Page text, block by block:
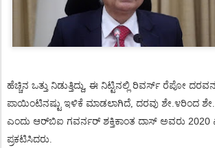
ಹೆಚ್ಚಿನ ಒತ್ತು ನಿಡುತ್ತಿದ್ದು, ಈ ನಿಟ್ಟಿನಲ್ಲಿ ರಿವರ್ಸ್ ರೆಪೋ
ಪಾಯಿಂಟಿನಷ್ಟು ಇಳಿಕೆ ಮಾಡಲಾಗಿದೆ, ದರವು ಶೇ.೪ರಿಂದ ಶೇ.
ಎಂದು ಆರ್ಬಿಐ ಗವರ್ನರ್ ಶಕ್ತಿಕಾಂತ ದಾಸ್ ಅವರು 2020
ಪ್ರಕಟಿಸಿದರು.